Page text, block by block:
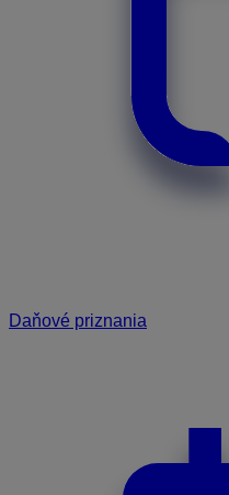
Daňové priznania